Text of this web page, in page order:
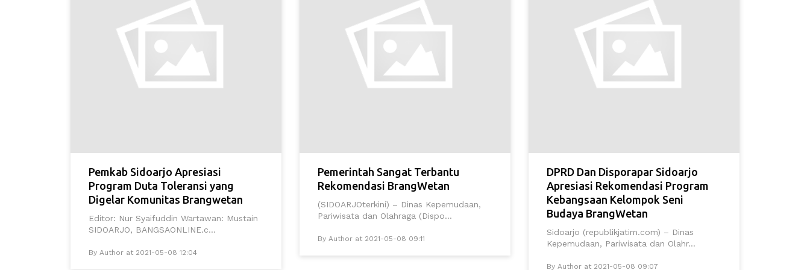
Pemkab Sidoarjo Apresiasi
Program Duta Toleransi yang
Digelar Komunitas Brangwetan
Editor: Nur Syaifuddin Wartawan: Mustain
SIDOARJO, BANGSAONLINE.c...
By Author at 2021-05-08 12:04
Pemerintah Sangat Terbantu
Rekomendasi BrangWetan
(SIDOARJOterkini) – Dinas Kepemudaan,
Pariwisata dan Olahraga (Dispo...
By Author at 2021-05-08 09:11
DPRD Dan Disporapar Sidoarjo
Apresiasi Rekomendasi Program
Kebangsaan Kelompok Seni
Budaya BrangWetan
Sidoarjo (republikjatim.com) – Dinas
Kepemudaan, Pariwisata dan Olahr...
By Author at 2021-05-08 09:07